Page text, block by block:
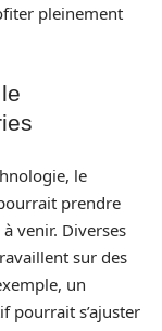
pleinement
le
prendre
venir. Diverses
sur des
un
pourrait s’ajuster